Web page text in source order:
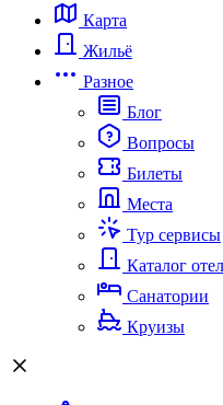
Карта
Жильё
Разное
Блог
Вопросы
Билеты
Места
Тур сервисы
Каталог
Санатории
Круизы